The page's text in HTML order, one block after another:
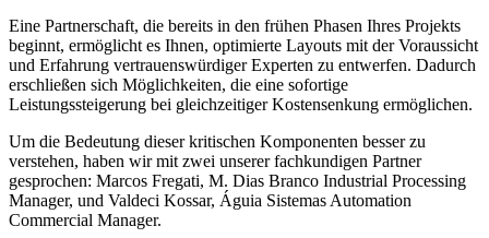
Eine Partnerschaft, die bereits in den frühen Phasen Ihres Projekts
beginnt, ermöglicht es Ihnen, optimierte Layouts mit der Voraussicht
und Erfahrung vertrauenswürdiger Experten zu entwerfen. Dadurch
erschließen sich Möglichkeiten, die eine sofortige
Leistungssteigerung bei gleichzeitiger Kostensenkung ermöglichen.
Um die Bedeutung dieser kritischen Komponenten besser zu
verstehen, haben wir mit zwei unserer fachkundigen Partner
gesprochen: Marcos Fregati, M. Dias Branco Industrial Processing
Manager, und Valdeci Kossar, Águia Sistemas Automation
Commercial Manager.